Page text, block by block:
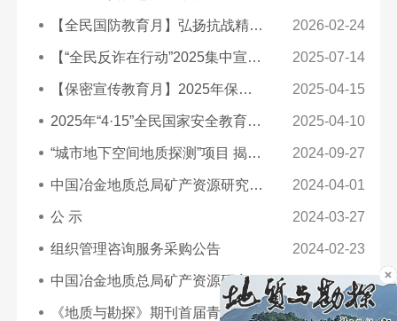
【全民国防教育月】弘扬抗战精神 共筑国防长城 2026-02-24
【“全民反诈在行动”2025集中宣传月】反诈是门必修课 筑牢防线守好责 2025-07-14
【保密宣传教育月】2025年保密公益宣传 2025-04-15
2025年“4·15”全民国家安全教育日宣传 2025-04-10
“城市地下空间地质探测”项目 揭榜挂帅中榜结果公示 2024-09-27
中国冶金地质总局矿产资源研究院 2024年度社会招聘拟聘用人员情况公示 2024-04-01
公 示 2024-03-27
组织管理咨询服务采购公告 2024-02-23
中国冶金地质总局矿产资源研究院 2024年高校毕业生招聘公告 2023-12-04
《地质与勘探》期刊首届青年编委招募启事 2023-09-05